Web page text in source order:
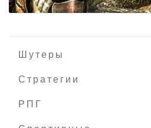
Шутеры
Стратегии
РПГ